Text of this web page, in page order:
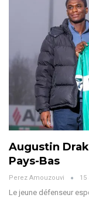
Augustin
Pays-Bas
Perez Amouzouvi 15
Le jeune défenseur